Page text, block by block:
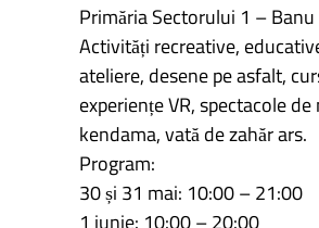
Primăria Sectorului 1 –
Activități recreative,
ateliere, desene pe asfalt,
experiențe VR, spectacole
kendama, vată de zahăr ars.
Program:
30 și 31 mai: 10:00 – 21:00
1 iunie: 10:00 – 20:00